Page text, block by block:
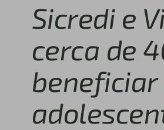
Sicredi e
cerca de
beneficiar